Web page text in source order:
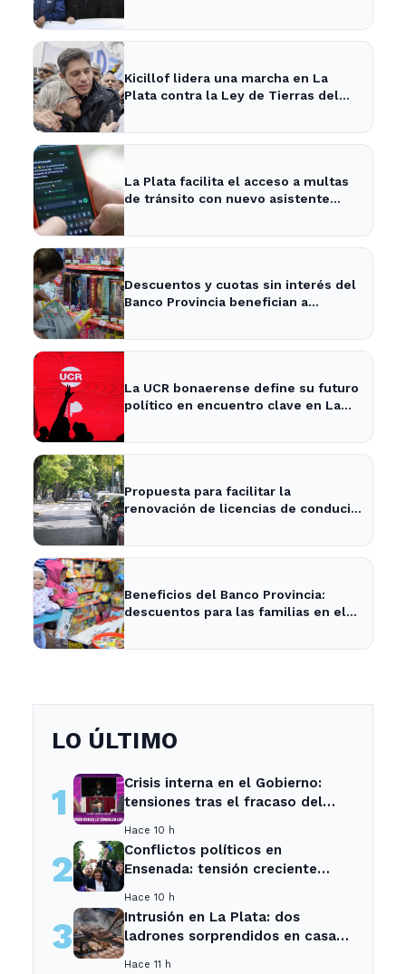
Kicillof lidera una marcha en La
Plata contra la Ley de Tierras del
La Plata facilita el acceso a multas
de tránsito con nuevo asistente
Descuentos y cuotas sin interés del
Banco Provincia benefician a
La UCR bonaerense define su futuro
político en encuentro clave en La
Propuesta para facilitar la
renovación de licencias de conducir
Beneficios del Banco Provincia:
descuentos para las familias en el
LO ÚLTIMO
1
Crisis interna en el Gobierno:
tensiones tras el fracaso del
Hace 10 h
2
Conflictos políticos en
Ensenada: tensión creciente
Hace 10 h
3
Intrusión en La Plata: dos
ladrones sorprendidos en casa
Hace 11 h